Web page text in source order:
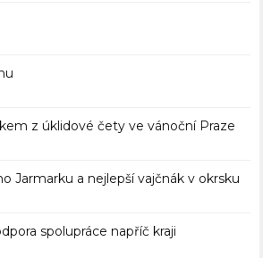
z úklidové čety ve vánoční Praze
Jarmarku a nejlepší vajčnák v okrsku
spolupráce napříč kraji